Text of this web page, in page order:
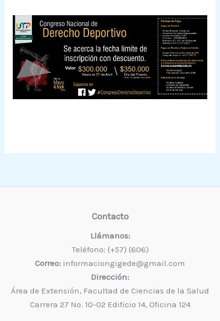
Contacto
Llámanos:
Teléfono: (+57) (606)
Correo: informaciongigede@gmail.com
Dirección:
Área de Extensión, Facultad de Ciencias de la Salud
Carrera 27 No. 10-02 Edificio 14, Oficina 124